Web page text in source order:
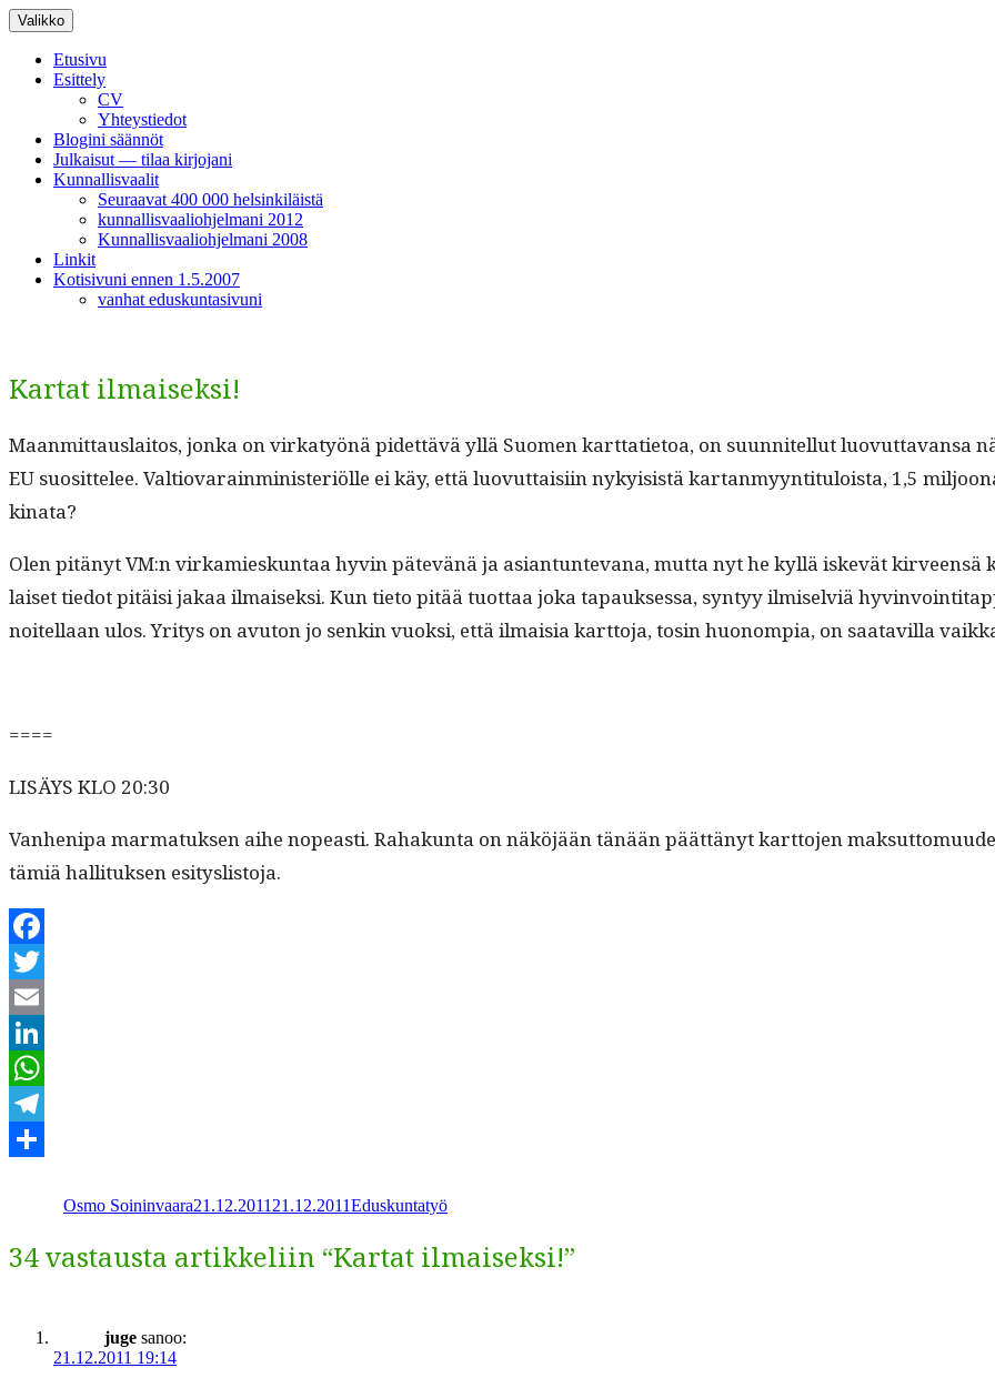
Siirry
sisältöön
Valikko
Etusivu
Esittely
CV
Yhteystiedot
Blogini säännöt
Julkaisut — tilaa kirjojani
Kunnallisvaalit
Seuraavat 400 000 helsinkiläistä
kunnallisvaaliohjelmani 2012
Kunnallisvaaliohjelmani 2008
Linkit
Kotisivuni ennen 1.5.2007
vanhat eduskuntasivuni
Kartat ilmaiseksi!
Maan­mit­taus­laitos, jon­ka on virkatyönä pidet­tävä yllä Suomen kart­tati­etoa, on suun­nitel­lut luovut­ta­vansa
EU suosit­telee. Val­tio­varain­min­is­ter­iölle ei käy, että luovut­taisi­in nyky­i­sistä kar­tan­myyn­ti­t­u­loista, 1,5
kinata?
Olen pitänyt VM:n virkamieskun­taa hyvin pätevänä ja asiantun­te­vana, mut­ta nyt he kyl­lä iskevät
laiset tiedot pitäisi jakaa ilmaisek­si. Kun tieto pitää tuot­taa joka tapauk­ses­sa, syn­tyy ilmi­selviä
noitel­laan ulos. Yri­tys on avu­ton jo senkin vuok­si, että ilmaisia kart­to­ja, tosin huonom­pia, on saatavil­la
====
LISÄYS KLO 20:30
Van­heni­pa mar­matuk­sen aihe nopeasti. Rahakun­ta on näköjään tänään päät­tänyt kart­to­jen
tämiä hal­li­tuk­sen esityslistoja.
Facebook
Twitter
Email
LinkedIn
WhatsApp
Telegram
Osmo Soininvaara21.12.2011 21.12.2011Eduskuntatyö
34 vastausta artikkeliin “Kartat ilmaiseksi!”
juge sanoo:
21.12.2011 19:14